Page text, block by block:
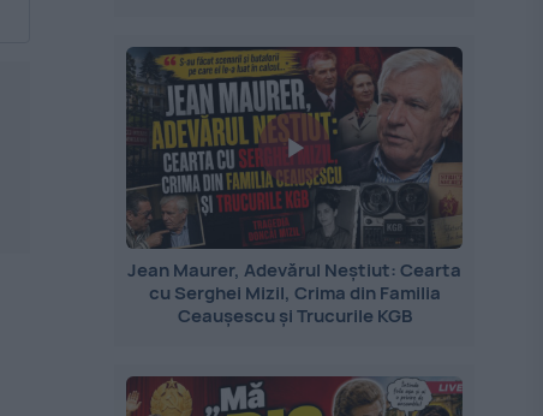
Jean Maurer, Adevărul Neștiut: Cearta
cu Serghei Mizil, Crima din Familia
Ceaușescu și Trucurile KGB